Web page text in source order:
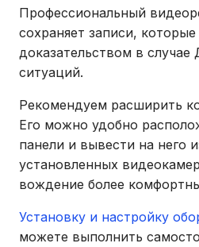
Профессиональный
сохраняет записи,
доказательством в
ситуаций.
Рекомендуем расширить
Его можно удобно
панели и вывести на него
установленных
вождение более
Установку и настройку
можете выполнить